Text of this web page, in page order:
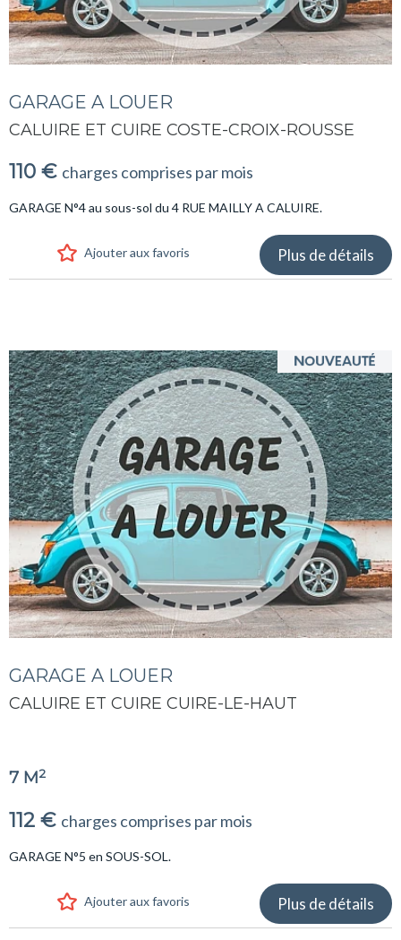
GARAGE A LOUER
CALUIRE ET CUIRE COSTE-CROIX-ROUSSE
110 € charges comprises par mois
GARAGE N°4 au sous-sol du 4 RUE MAILLY A CALUIRE.
Ajouter aux favoris Plus de détails
GARAGE A LOUER
CALUIRE ET CUIRE CUIRE-LE-HAUT
7 M2
112 € charges comprises par mois
GARAGE N°5 en SOUS-SOL.
Ajouter aux favoris Plus de détails